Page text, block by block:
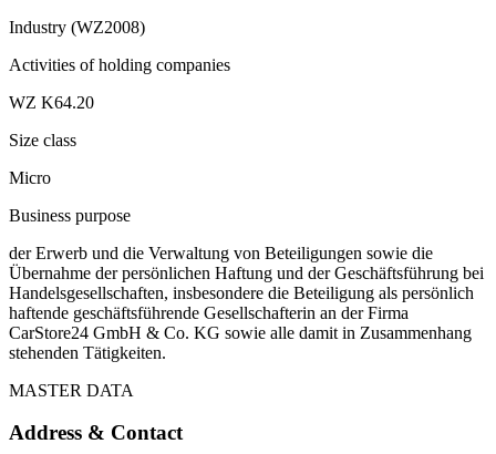
Industry (WZ2008)
Activities of holding companies
WZ K64.20
Size class
Micro
Business purpose
der Erwerb und die Verwaltung von Beteiligungen sowie die
Übernahme der persönlichen Haftung und der Geschäftsführung bei
Handelsgesellschaften, insbesondere die Beteiligung als persönlich
haftende geschäftsführende Gesellschafterin an der Firma
CarStore24 GmbH & Co. KG sowie alle damit in Zusammenhang
stehenden Tätigkeiten.
MASTER DATA
Address & Contact